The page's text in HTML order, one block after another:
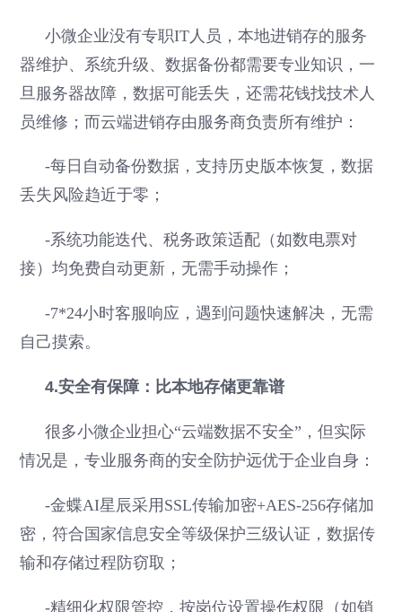
小微企业没有专职IT人员，本地进销存的服务
器维护、系统升级、数据备份都需要专业知识，一
旦服务器故障，数据可能丢失，还需花钱找技术人
员维修；而云端进销存由服务商负责所有维护：
-每日自动备份数据，支持历史版本恢复，数据
丢失风险趋近于零；
-系统功能迭代、税务政策适配（如数电票对
接）均免费自动更新，无需手动操作；
-7*24小时客服响应，遇到问题快速解决，无需
自己摸索。
4.安全有保障：比本地存储更靠谱
很多小微企业担心“云端数据不安全”，但实际
情况是，专业服务商的安全防护远优于企业自身：
-金蝶AI星辰采用SSL传输加密+AES-256存储加
密，符合国家信息安全等级保护三级认证，数据传
输和存储过程防窃取；
-精细化权限管控，按岗位设置操作权限（如销